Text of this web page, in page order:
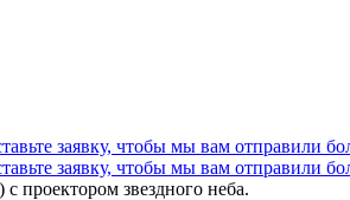
заявку, чтобы мы вам отправили
заявку, чтобы мы вам отправили
проектором звездного неба.